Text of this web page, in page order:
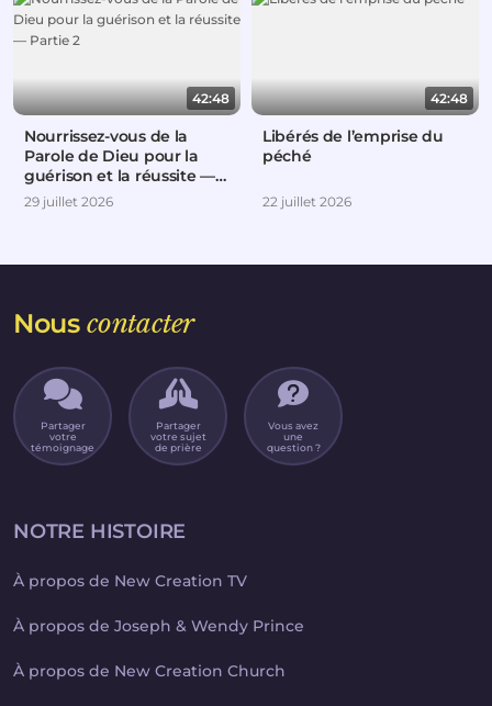
42:48
Nourrissez-vous de la
Parole de Dieu pour la
guérison et la réussite —
Partie 2
29 juillet 2026
42:48
Libérés de l’emprise du
péché
22 juillet 2026
Nouscontacter
Partager
votre
témoignage
Partager
votre sujet
de prière
Vous avez
une
question ?
NOTRE HISTOIRE
À propos de New Creation TV
À propos de Joseph & Wendy Prince
À propos de New Creation Church